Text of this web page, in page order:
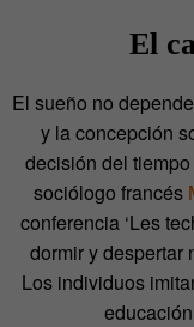
El
El sueño no
y la concepción
decisión del
sociólogo francés
conferencia ‘Les
dormir y despertar
Los individuos